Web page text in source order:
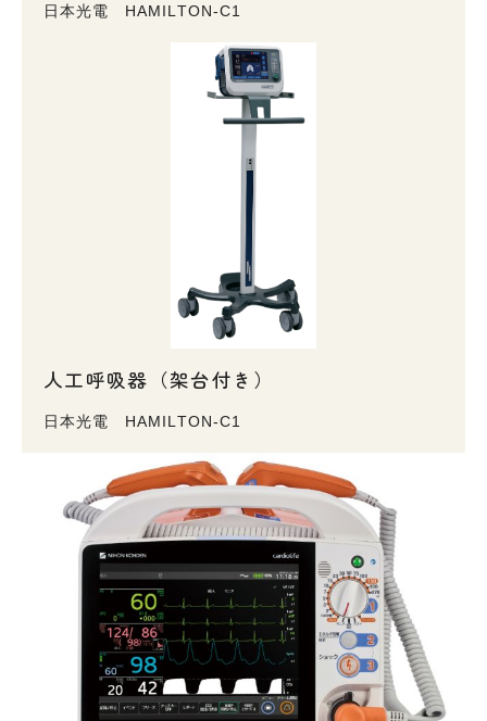
日本光電 HAMILTON-C1
人工呼吸器（架台付き）
日本光電 HAMILTON-C1